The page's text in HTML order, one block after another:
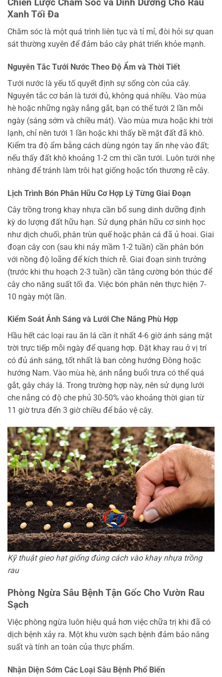
Chiến Lược Chăm Sóc và Dinh Dưỡng Cho Rau
Xanh Tối Đa
Chăm sóc là một quá trình liên tục và tỉ mỉ, đòi hỏi sự quan
sát thường xuyên để đảm bảo cây phát triển khỏe mạnh.
Nguyên Tắc Tưới Nước Theo Độ Ẩm và Thời Tiết
Tưới nước là yếu tố quyết định sự sống còn của cây.
Nguyên tắc cơ bản là tưới đủ, không quá nhiều. Vào mùa
hè hoặc những ngày nắng gắt, bạn có thể tưới 2 lần mỗi
ngày (sáng sớm và chiều mát). Vào mùa mưa hoặc khi trời
lạnh, chỉ nên tưới 1 lần hoặc khi thấy bề mặt đất đã khô.
Kiểm tra độ ẩm bằng cách dùng ngón tay ấn nhẹ vào đất;
nếu thấy đất khô khoảng 1-2 cm thì cần tưới. Luôn tưới nhẹ
nhàng để tránh làm trôi hạt giống hoặc tổn thương rễ cây.
Lịch Trình Bón Phân Hữu Cơ Hợp Lý Từng Giai Đoạn
Cây trồng trong khay nhựa cần bổ sung dinh dưỡng định
kỳ do lượng đất hữu hạn. Sử dụng phân hữu cơ sinh học
như dịch chuối, phân trùn quế hoặc phân cá đã ủ hoai. Giai
đoạn cây con (sau khi nảy mầm 1-2 tuần) cần phân bón
với nồng độ loãng để kích thích rễ. Giai đoạn sinh trưởng
(trước khi thu hoạch 2-3 tuần) cần tăng cường bón thúc để
cây cho năng suất tối đa. Việc bón phân nên thực hiện 7-
10 ngày một lần.
Kiểm Soát Ánh Sáng và Lưới Che Nắng Phù Hợp
Hầu hết các loại rau ăn lá cần ít nhất 4-6 giờ ánh sáng mặt
trời trực tiếp mỗi ngày để quang hợp. Đặt khay rau ở vị trí
có đủ ánh sáng, tốt nhất là ban công hướng Đông hoặc
hướng Nam. Vào mùa hè, ánh nắng buổi trưa có thể quá
gắt, gây cháy lá. Trong trường hợp này, nên sử dụng lưới
che nắng có độ che phủ 30-50% vào khoảng thời gian từ
11 giờ trưa đến 3 giờ chiều để bảo vệ cây.
Kỹ thuật gieo hạt giống đúng cách vào khay nhựa trồng
rau
Phòng Ngừa Sâu Bệnh Tận Gốc Cho Vườn Rau
Sạch
Việc phòng ngừa luôn hiệu quả hơn việc chữa trị khi đã có
dịch bệnh xảy ra. Một khu vườn sạch bệnh đảm bảo năng
suất và tính an toàn của thực phẩm.
Nhận Diện Sớm Các Loại Sâu Bệnh Phổ Biến